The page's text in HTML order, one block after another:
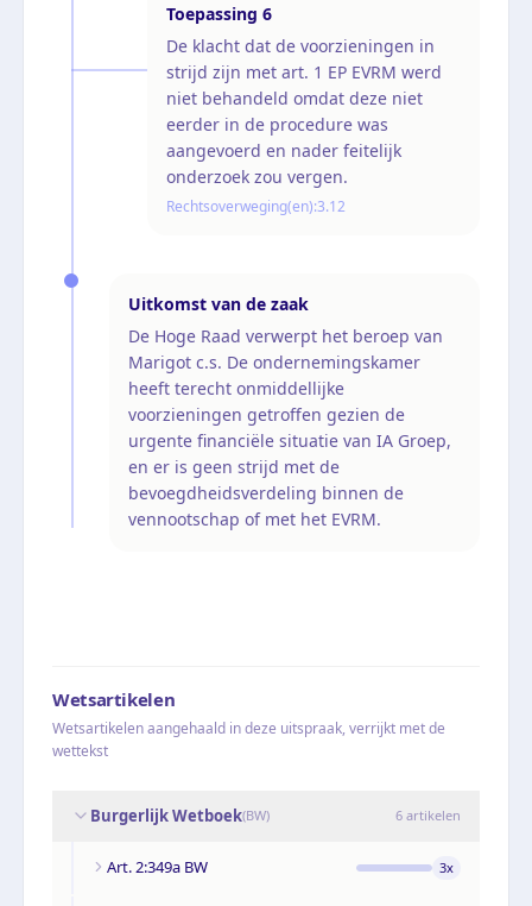
Toepassing 6
De klacht dat de voorzieningen in
strijd zijn met art. 1 EP EVRM werd
niet behandeld omdat deze niet
eerder in de procedure was
aangevoerd en nader feitelijk
onderzoek zou vergen.
Rechtsoverweging(en):3.12
Uitkomst van de zaak
De Hoge Raad verwerpt het beroep van
Marigot c.s. De ondernemingskamer
heeft terecht onmiddellijke
voorzieningen getroffen gezien de
urgente financiële situatie van IA Groep,
en er is geen strijd met de
bevoegdheidsverdeling binnen de
vennootschap of met het EVRM.
Wetsartikelen
Wetsartikelen aangehaald in deze uitspraak, verrijkt met de
wettekst
Burgerlijk Wetboek(BW) 6 artikelen
Art. 2:349a BW 3x